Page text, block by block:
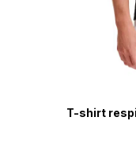
T-shirt